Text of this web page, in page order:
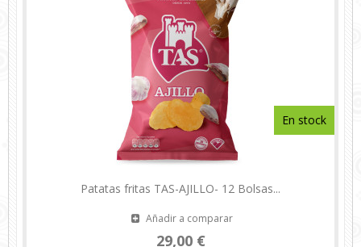
Patatas fritas TAS-AJILLO- 12 Bolsas...
Añadir a comparar
29,00 €
En stock